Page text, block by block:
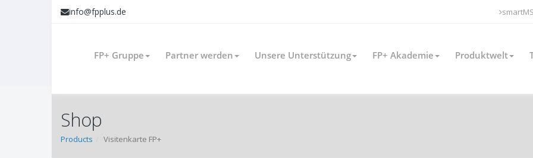
info@fpplus.de
FP+ Gruppe Partner werden Unsere Unterstützung FP+ Akademie Produktwelt
Shop
Products Visitenkarte FP+